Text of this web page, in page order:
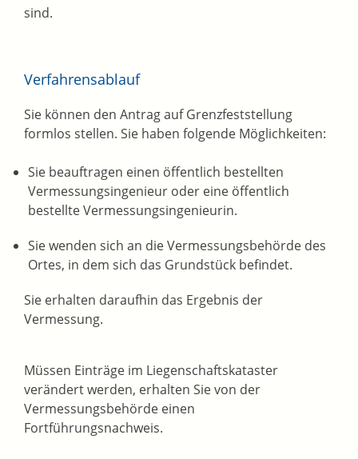
sind.
Verfahrensablauf
Sie können den Antrag auf Grenzfeststellung
formlos stellen. Sie haben folgende Möglichkeiten:
Sie beauftragen einen öffentlich bestellten
Vermessungsingenieur oder eine öffentlich
bestellte Vermessungsingenieurin.
Sie wenden sich an die Vermessungsbehörde des
Ortes, in dem sich das Grundstück befindet.
Sie erhalten daraufhin das Ergebnis der
Vermessung.
Müssen Einträge im Liegenschaftskataster
verändert werden, erhalten Sie von der
Vermessungsbehörde einen
Fortführungsnachweis.